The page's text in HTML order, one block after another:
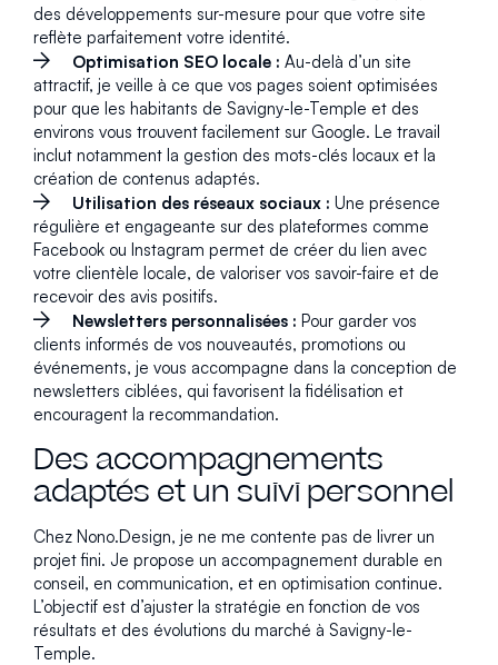
des développements sur-mesure pour que votre site
reflète parfaitement votre identité.
Optimisation SEO locale : Au-delà d’un site
attractif, je veille à ce que vos pages soient optimisées
pour que les habitants de Savigny-le-Temple et des
environs vous trouvent facilement sur Google. Le travail
inclut notamment la gestion des mots-clés locaux et la
création de contenus adaptés.
Utilisation des réseaux sociaux : Une présence
régulière et engageante sur des plateformes comme
Facebook ou Instagram permet de créer du lien avec
votre clientèle locale, de valoriser vos savoir-faire et de
recevoir des avis positifs.
Newsletters personnalisées : Pour garder vos
clients informés de vos nouveautés, promotions ou
événements, je vous accompagne dans la conception de
newsletters ciblées, qui favorisent la fidélisation et
encouragent la recommandation.
Des accompagnements
adaptés et un suivi personnel
Chez Nono.Design, je ne me contente pas de livrer un
projet fini. Je propose un accompagnement durable en
conseil, en communication, et en optimisation continue.
L’objectif est d’ajuster la stratégie en fonction de vos
résultats et des évolutions du marché à Savigny-le-
Temple.